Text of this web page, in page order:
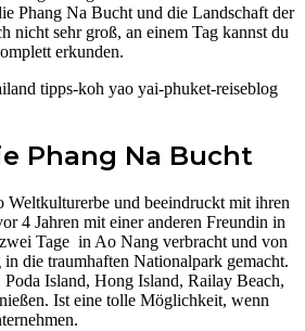
Phang Na Bucht und die Landschaft der
nicht sehr groß, an einem Tag kannst du
erkunden.
Phang Na Bucht
Weltkulturerbe und beeindruckt mit ihren
4 Jahren mit einer anderen Freundin in
Tage in Ao Nang verbracht und von
die traumhaften Nationalpark gemacht.
Island, Hong Island, Railay Beach,
Ist eine tolle Möglichkeit, wenn